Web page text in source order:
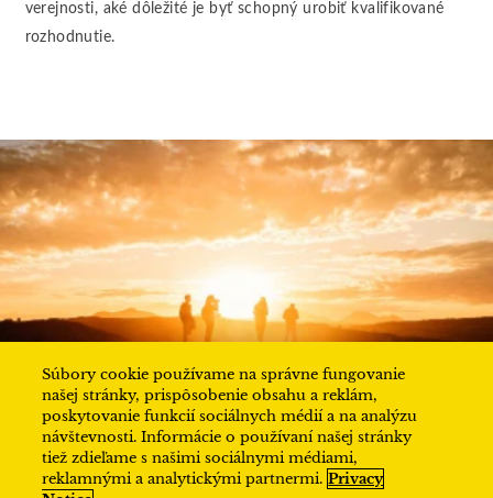
verejnosti, aké dôležité je byť schopný urobiť kvalifikované
rozhodnutie.
SLEDUJTE NÁS
IconIcon
Súbory cookie používame na správne fungovanie
našej stránky, prispôsobenie obsahu a reklám,
poskytovanie funkcií sociálnych médií a na analýzu
návštevnosti. Informácie o používaní našej stránky
tiež zdieľame s našimi sociálnymi médiami,
reklamnými a analytickými partnermi. Privacy